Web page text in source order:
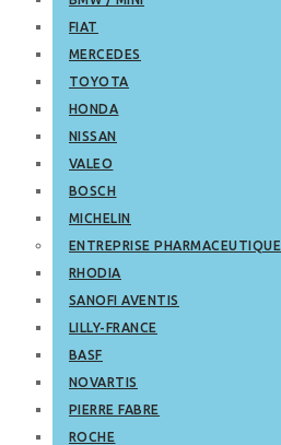
FIAT
MERCEDES
TOYOTA
HONDA
NISSAN
VALEO
BOSCH
MICHELIN
ENTREPRISE PHARMACEUTIQUE
RHODIA
SANOFI AVENTIS
LILLY-FRANCE
BASF
NOVARTIS
PIERRE FABRE
ROCHE